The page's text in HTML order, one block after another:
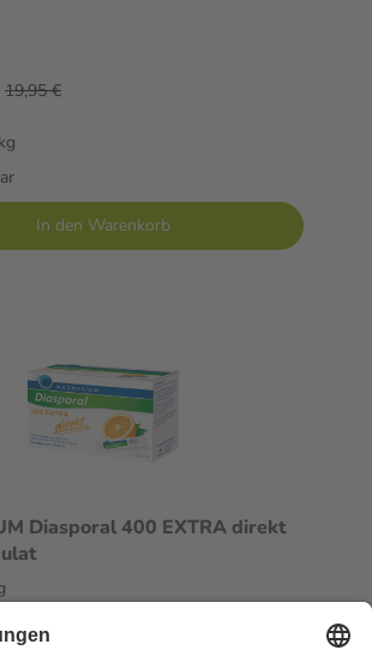
19,95 €
In den Warenkorb
Diasporal 400 EXTRA direkt